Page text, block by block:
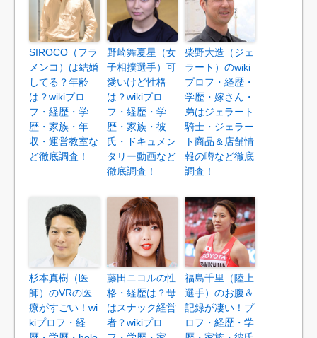
SIROCO（フラ
メンコ）は結婚
してる？年齢
は？wikiプロ
フ・経歴・学
歴・家族・年
収・運営教室な
ど徹底調査！
野崎舞夏星（女
子相撲選手）可
愛いけど性格
は？wikiプロ
フ・経歴・学
歴・家族・彼
氏・ドキュメン
タリー動画など
徹底調査！
柴野大造（ジェ
ラート）のwiki
プロフ・経歴・
学歴・嫁さん・
弟はジェラート
騎士・ジェラー
ト商品＆店舗情
報の噂など徹底
調査！
杉本真樹（医
師）のVRの医
療がすごい！wi
kiプロフ・経
藤田ニコルの性
格・経歴は？母
はスナック経営
者？wikiプロ
福島千里（陸上
選手）のお腹＆
記録が凄い！プ
ロフ・経歴・学